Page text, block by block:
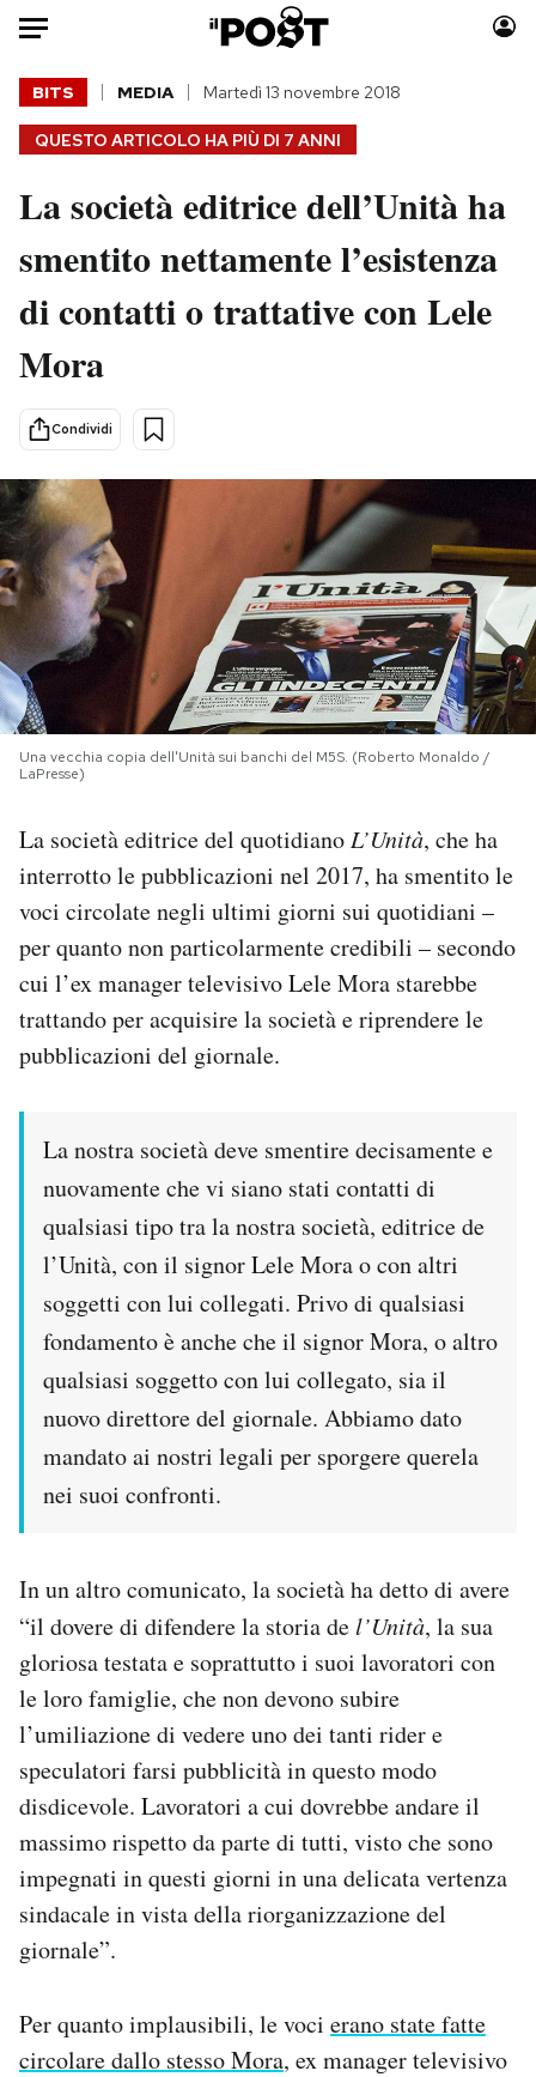
Auto
HOME
Italia
Politica
Tecnologia
Scienza
Cultura
Economia
Sport
Moda
Consumismi
Storie/Idee
Mondiali calcio 2026
PODCAST
NEWSLETTER
CALENDARIO
AREA PERSONALE
Area Personale
Newsletter
Hai bisogno di aiuto?
Esci
QUESTO ARTICOLO HA PIÙ DI 7 ANNI
BITS MEDIA Martedì 13 novembre 2018
La società editrice dell’Unità ha
smentito nettamente l’esistenza
di contatti o trattative con Lele
Mora
Condividi
Una vecchia copia dell'Unità sui banchi del M5S. (Roberto Monaldo /
LaPresse)
La società editrice del quotidiano L’Unità, che ha
interrotto le pubblicazioni nel 2017, ha smentito le
voci circolate negli ultimi giorni sui quotidiani –
per quanto non particolarmente credibili – secondo
cui l’ex manager televisivo Lele Mora starebbe
trattando per acquisire la società e riprendere le
pubblicazioni del giornale.
La nostra società deve smentire decisamente e
nuovamente che vi siano stati contatti di
qualsiasi tipo tra la nostra società, editrice de
l’Unità, con il signor Lele Mora o con altri
soggetti con lui collegati. Privo di qualsiasi
fondamento è anche che il signor Mora, o altro
qualsiasi soggetto con lui collegato, sia il
nuovo direttore del giornale. Abbiamo dato
mandato ai nostri legali per sporgere querela
nei suoi confronti.
In un altro comunicato, la società ha detto di avere
“il dovere di difendere la storia del’Unità, la sua
gloriosa testata e soprattutto i suoi lavoratori con
le loro famiglie, che non devono subire
l’umiliazione di vedere uno dei tanti rider e
speculatori farsi pubblicità in questo modo
disdicevole. Lavoratori a cui dovrebbe andare il
massimo rispetto da parte di tutti, visto che sono
impegnati in questi giorni in una delicata vertenza
sindacale in vista della riorganizzazione del
giornale”.
Per quanto implausibili, le voci erano state fatte
circolare dallo stesso Mora, ex manager televisivo